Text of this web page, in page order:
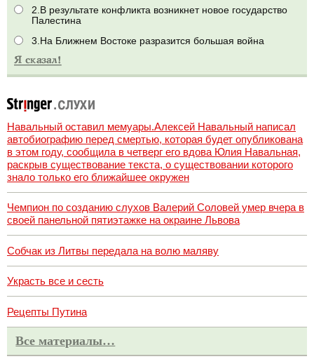
2.В результате конфликта возникнет новое государство
Палестина
3.На Ближнем Востоке разразится большая война
Навальный оставил мемуары.Алексей Навальный написал
автобиографию перед смертью, которая будет опубликована
в этом году, сообщила в четверг его вдова Юлия Навальная,
раскрыв существование текста, о существовании которого
знало только его ближайшее окружен
Чемпион по созданию слухов Валерий Соловей умер вчера в
своей панельной пятиэтажке на окраине Львова
Собчак из Литвы передала на волю маляву
Украсть все и сесть
Рецепты Путина
Все материалы…